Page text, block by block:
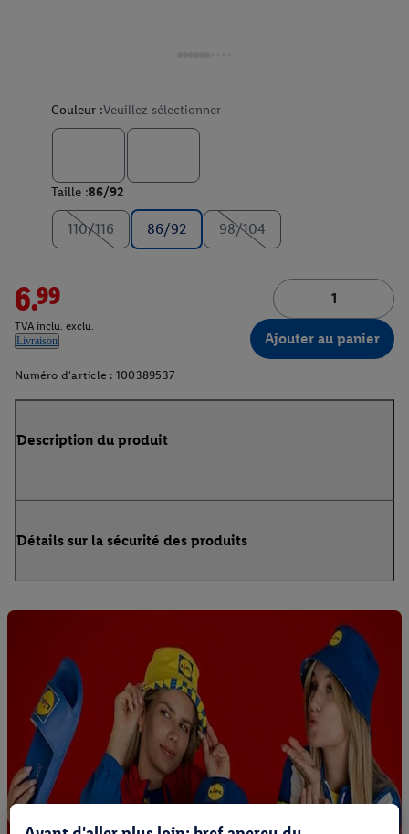
Couleur :Veuillez sélectionner
Taille :86/92
110/116 86/92 98/104
6.99
TVA inclu. exclu.
Livraison
Ajouter au panier
Numéro d'article : 100389537
Description du produit
Détails sur la sécurité des produits